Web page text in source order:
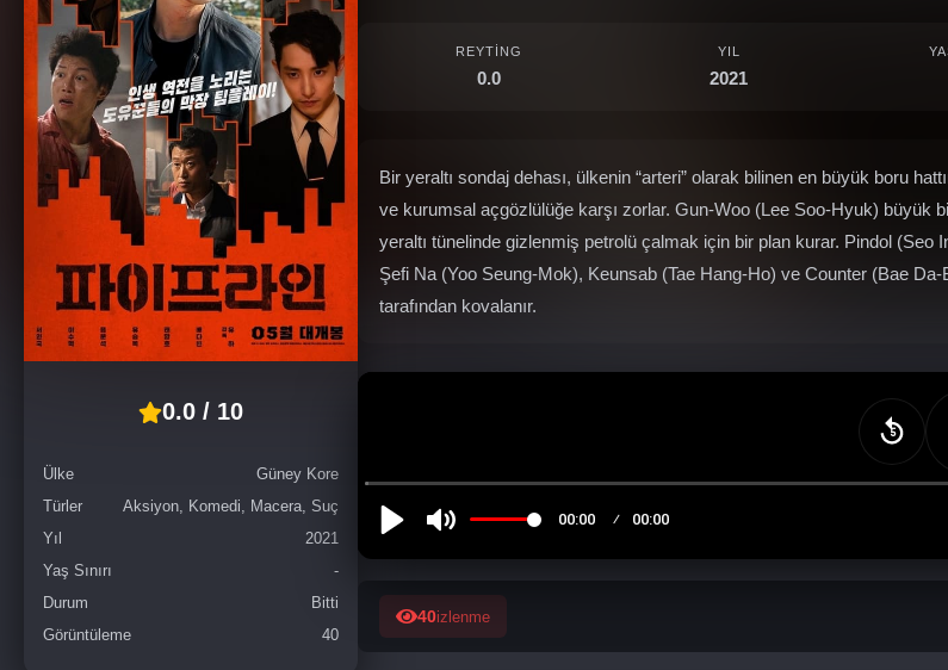
0.0 / 10
Ülke
Güney Kore
Türler
Aksiyon, Komedi, Macera, Suç
Yıl
2021
Yaş Sınırı
-
Durum
Bitti
Görüntüleme
40
REYTING
0.0
YIL
2021
Bir yeraltı sondaj dehası, ülkenin “arteri” olarak bilinen en büyük boru
ve kurumsal açgözlülüğe karşı zorlar. Gun-Woo (Lee Soo-Hyuk) büyük
yeraltı tünelinde gizlenmiş petrolü çalmak için bir plan kurar. Pindol
Şefi Na (Yoo Seung-Mok), Keunsab (Tae Hang-Ho) ve Counter (Bae
tarafından kovalanır.
40izlenme